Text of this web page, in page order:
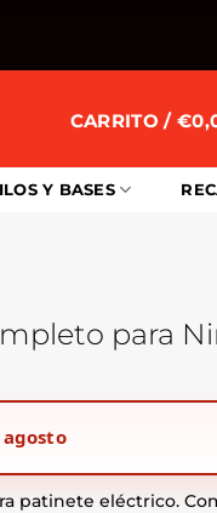
CARRITO / €
Y BASES
para
patinete eléctrico.